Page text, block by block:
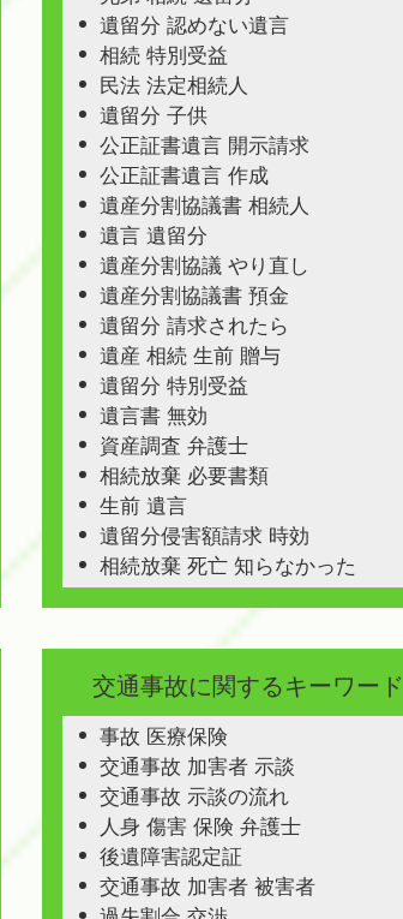
遺留分 認めない遺言
相続 特別受益
民法 法定相続人
遺留分 子供
公正証書遺言 開示請求
公正証書遺言 作成
遺産分割協議書 相続人
遺言 遺留分
遺産分割協議 やり直し
遺産分割協議書 預金
遺留分 請求されたら
遺産 相続 生前 贈与
遺留分 特別受益
遺言書 無効
資産調査 弁護士
相続放棄 必要書類
生前 遺言
遺留分侵害額請求 時効
相続放棄 死亡 知らなかった
交通事故に関するキーワード
事故 医療保険
交通事故 加害者 示談
交通事故 示談の流れ
人身 傷害 保険 弁護士
後遺障害認定証
交通事故 加害者 被害者